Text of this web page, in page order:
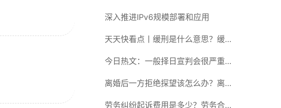
深入推进IPv6规模部署和应用
天天快看点丨缓刑是什么意思？缓刑
需要坐牢吗？
今日热文：一般择日宣判会很严重
吗？择日宣判会提前通知吗？
离婚后一方拒绝探望该怎么办？离婚
拒绝探视会怎么样？ 当前简讯
劳务纠纷起诉费用是多少？劳务合同